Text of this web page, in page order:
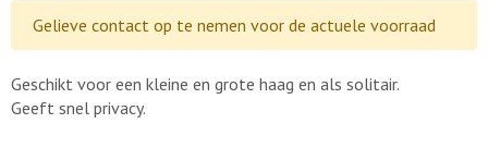
Gelieve contact op te nemen voor de actuele voorraad
Geschikt voor een kleine en grote haag en als solitair.
Geeft snel privacy.